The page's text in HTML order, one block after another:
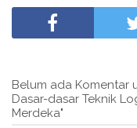
Belum ada Komentar
Dasar-dasar Teknik
Merdeka"